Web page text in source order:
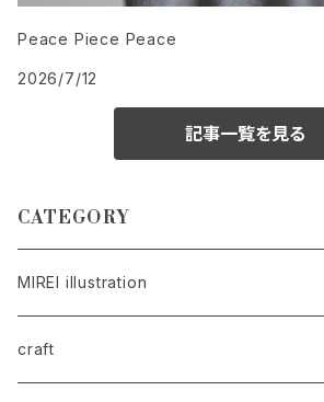
Peace Piece Peace
2026/7/12
記事一覧を見る
CATEGORY
MIREI illustration
t-shirts
craft